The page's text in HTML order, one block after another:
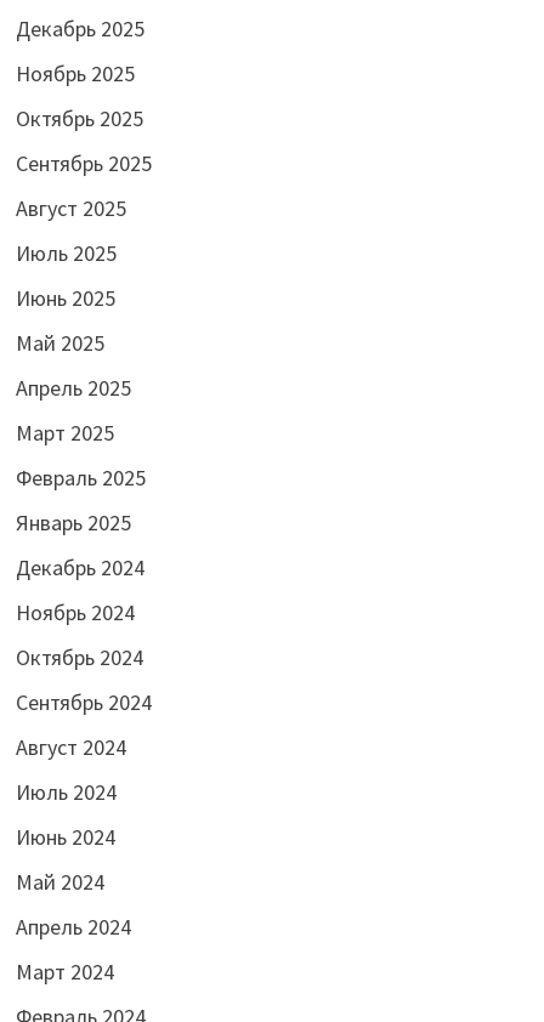
Декабрь 2025
Ноябрь 2025
Октябрь 2025
Сентябрь 2025
Август 2025
Июль 2025
Июнь 2025
Май 2025
Апрель 2025
Март 2025
Февраль 2025
Январь 2025
Декабрь 2024
Ноябрь 2024
Октябрь 2024
Сентябрь 2024
Август 2024
Июль 2024
Июнь 2024
Май 2024
Апрель 2024
Март 2024